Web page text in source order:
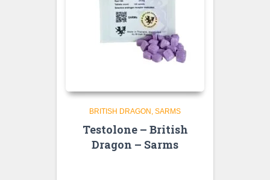
BRITISH DRAGON SARMS
Testolone – British
Dragon – Sarms